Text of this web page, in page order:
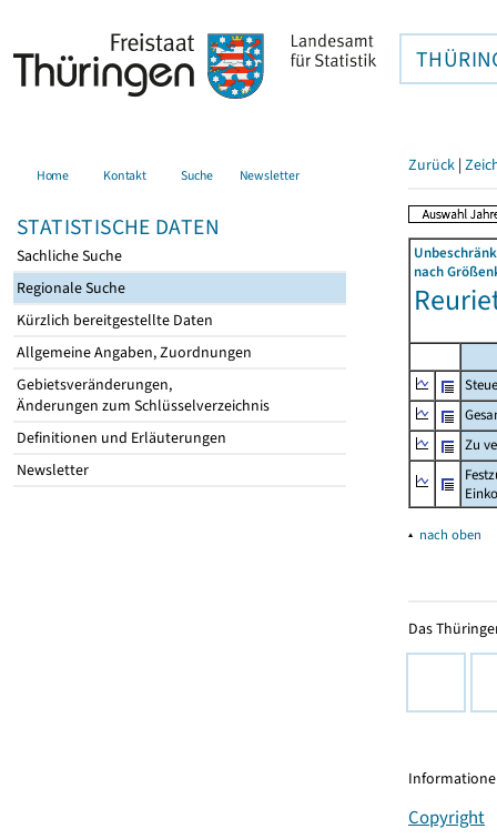
Home Kontakt Suche Newsletter
STATISTISCHE DATEN
Sachliche Suche
Regionale Suche
Kürzlich bereitgestellte Daten
Allgemeine Angaben, Zuordnungen
Gebietsveränderungen,
Änderungen zum Schlüsselverzeichnis
Definitionen und Erläuterungen
Newsletter
Zurück |
nach
Zu
▴ nach oben
Das
Copyright